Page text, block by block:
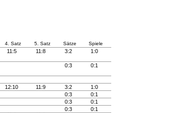
4. Satz 5. Satz Sätze Spiele
11:5 11:8 3:2 1:0
0:3 0:1
12:10 11:9 3:2
1:0
0:3
0:1
0:3
0:1
0:3
0:1